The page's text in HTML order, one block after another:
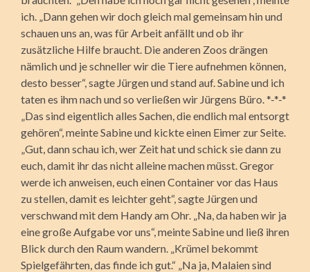
ich. „Dann gehen wir doch gleich mal gemeinsam hin und
schauen uns an, was für Arbeit anfällt und ob ihr
zusätzliche Hilfe braucht. Die anderen Zoos drängen
nämlich und je schneller wir die Tiere aufnehmen können,
desto besser“, sagte Jürgen und stand auf. Sabine und ich
taten es ihm nach und so verließen wir Jürgens Büro. *-*-*
„Das sind eigentlich alles Sachen, die endlich mal entsorgt
gehören“, meinte Sabine und kickte einen Eimer zur Seite.
„Gut, dann schau ich, wer Zeit hat und schick sie dann zu
euch, damit ihr das nicht alleine machen müsst. Gregor
werde ich anweisen, euch einen Container vor das Haus
zu stellen, damit es leichter geht“, sagte Jürgen und
verschwand mit dem Handy am Ohr. „Na, da haben wir ja
eine große Aufgabe vor uns“, meinte Sabine und ließ ihren
Blick durch den Raum wandern. „Krümel bekommt
Spielgefährten, das finde ich gut.“ „Na ja, Malaien sind